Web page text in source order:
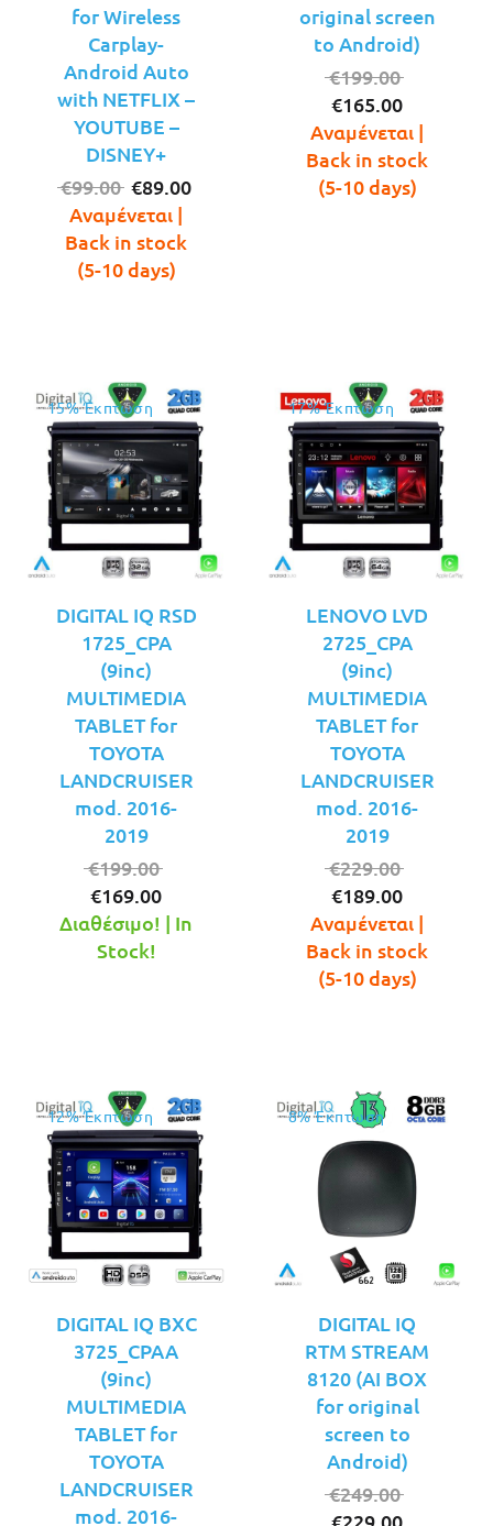
for Wireless
Carplay-
Android Auto
with NETFLIX –
YOUTUBE –
DISNEY+
€99.00 Original
price
was:
€99.00.
€89.00
Αναμένεται |
Back in stock
(5-10 days)
original screen
to Android)
€199.00
was:
€199.00.
€165.00
τρέχουσα
τιμή
είναι:
Αναμένεται |
Back in stock
(5-10 days)
15% Έκπτωση
DIGITAL IQ RSD
1725_CPA
(9inc)
MULTIMEDIA
TABLET for
TOYOTA
LANDCRUISER
mod. 2016-
2019
€199.00
was:
€169.00
τρέχουσα
Διαθέσιμο! | In
Stock!
17% Έκπτωση
LENOVO LVD
2725_CPA
(9inc)
MULTIMEDIA
TABLET for
TOYOTA
LANDCRUISER
mod. 2016-
2019
€229.00
was:
€229.00.
€189.00
τρέχουσα
τιμή
είναι:
Αναμένεται |
Back in stock
(5-10 days)
12% Έκπτωση
DIGITAL IQ BXC
3725_CPAA
(9inc)
MULTIMEDIA
TABLET for
TOYOTA
LANDCRUISER
mod. 2016-
8% Έκπτωση
DIGITAL IQ
RTM STREAM
8120 (AI BOX
for original
screen to
Android)
€249.00